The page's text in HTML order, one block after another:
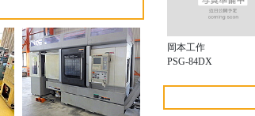
岡本工作
PSG-84DX